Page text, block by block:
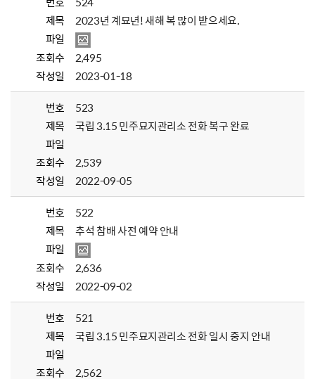
제목
2023년 계묘년! 새해 복 많이 받으세요.
파일
조회수
2,495
작성일
2023-01-18
번호
523
제목
국립 3.15 민주묘지관리소 전화 복구 완료
파일
조회수
2,539
작성일
2022-09-05
번호
522
제목
추석 참배 사전 예약 안내
파일
조회수
2,636
작성일
2022-09-02
번호
521
제목
국립 3.15 민주묘지관리소 전화 일시 중지 안내
파일
조회수
2,562